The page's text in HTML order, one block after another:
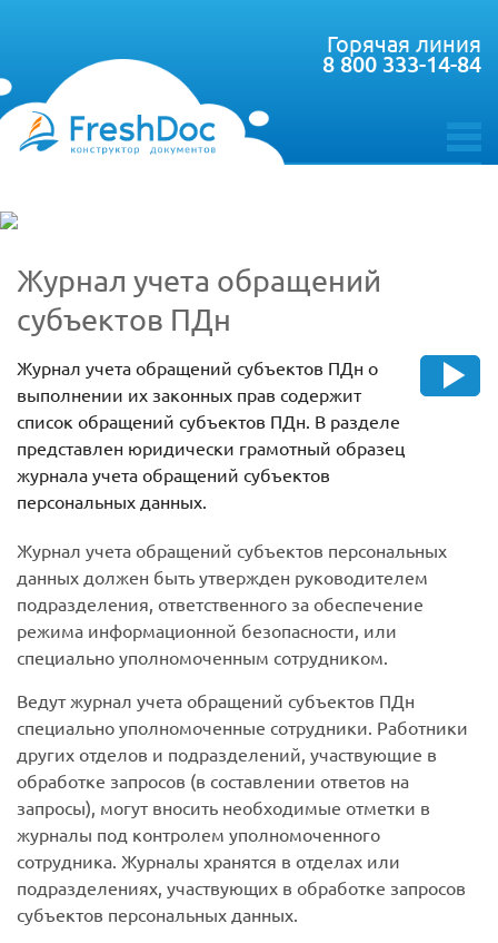
toggle
Горячая линия
8 800 333-14-84
Журнал учета обращений
субъектов ПДн
Журнал учета обращений субъектов ПДн о
выполнении их законных прав содержит
список обращений субъектов ПДн. В разделе
представлен юридически грамотный образец
журнала учета обращений субъектов
персональных данных.
Журнал учета обращений субъектов персональных
данных должен быть утвержден руководителем
подразделения, ответственного за обеспечение
режима информационной безопасности, или
специально уполномоченным сотрудником.
Ведут журнал учета обращений субъектов ПДн
специально уполномоченные сотрудники. Работники
других отделов и подразделений, участвующие в
обработке запросов (в составлении ответов на
запросы), могут вносить необходимые отметки в
журналы под контролем уполномоченного
сотрудника. Журналы хранятся в отделах или
подразделениях, участвующих в обработке запросов
субъектов персональных данных.